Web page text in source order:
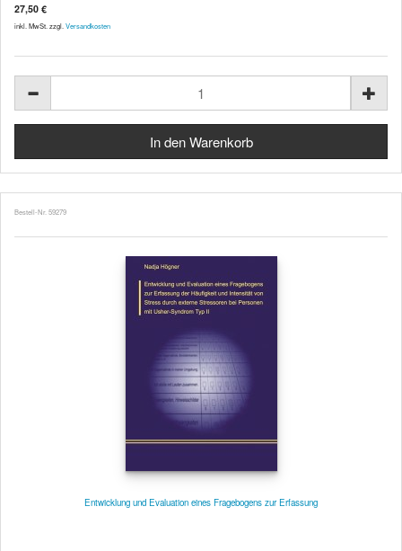
27,50 €
inkl. MwSt. zzgl. Versandkosten
Bestell-Nr. 59279
Entwicklung und Evaluation eines Fragebogens zur Erfassung